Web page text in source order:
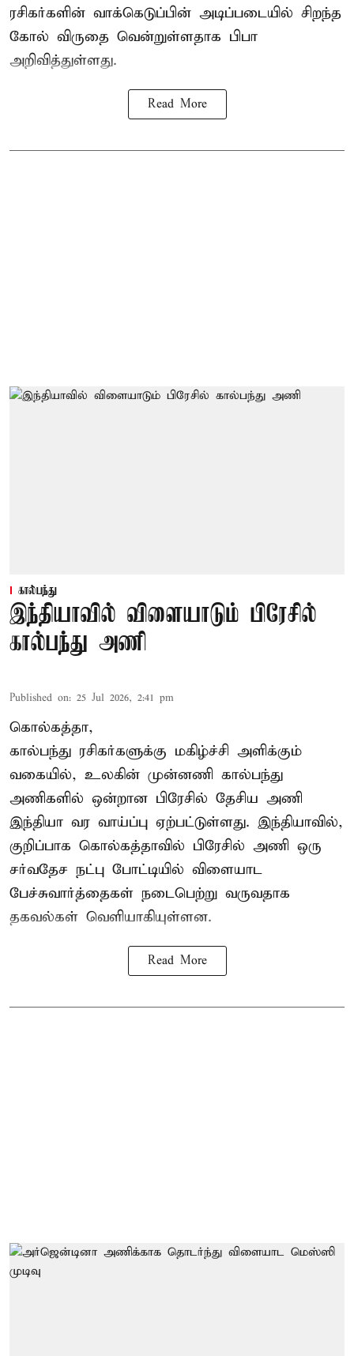
ரசிகர்களின் வாக்கெடுப்பின் அடிப்படையில் சிறந்த
கோல் விருதை வென்றுள்ளதாக பிபா
அறிவித்துள்ளது.
Read More
கால்பந்து
இந்தியாவில் விளையாடும் பிரேசில்
கால்பந்து அணி
Published on: 25 Jul 2026, 2:41 pm
கொல்கத்தா,
கால்பந்து ரசிகர்களுக்கு மகிழ்ச்சி அளிக்கும்
வகையில், உலகின் முன்னணி கால்பந்து
அணிகளில் ஒன்றான பிரேசில் தேசிய அணி
இந்தியா வர வாய்ப்பு ஏற்பட்டுள்ளது. இந்தியாவில்,
குறிப்பாக கொல்கத்தாவில் பிரேசில் அணி ஒரு
சர்வதேச நட்பு போட்டியில் விளையாட
பேச்சுவார்த்தைகள் நடைபெற்று வருவதாக
தகவல்கள் வெளியாகியுள்ளன.
Read More